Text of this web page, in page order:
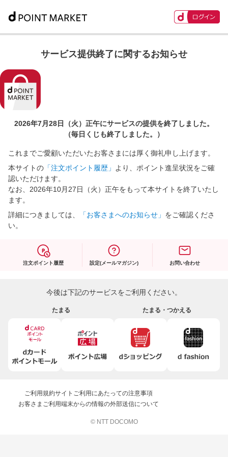
サービス提供終了に関するお知らせ
2026年7月28日（火）正午にサービスの提供を終了しました。
（毎日くじも終了しました。）
これまでご愛顧いただいたお客さまには厚く御礼申し上げます。
本サイトの 「注文ポイント履歴」
より、ポイント進呈状況をご確
認いただけます。
なお、2026年10月27日（火）正午をもって本サイトを終了いたし
ます。
詳細につきましては、
「お客さまへのお知らせ」 をご確認くださ
い。
注文ポイント履歴 設定(メールマガジン) お問い合わせ
今後は下記のサービスをご利用ください。
たまる たまる・つかえる
ご利用規約サイトご利用にあたっての注意事項
お客さまご利用端末からの情報の外部送信について
© NTT DOCOMO